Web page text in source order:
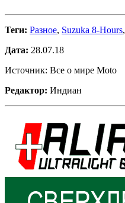
Теги: Разное, Suzuka 8-Hours,
Дата: 28.07.18
Источник: Все о мире Moto
Редактор: Индиан